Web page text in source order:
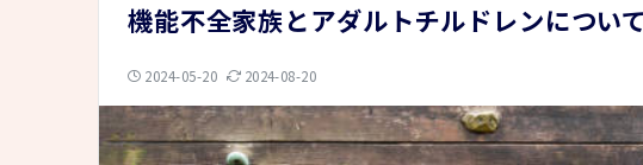
機能不全家族とアダルトチルドレンについて
2024-05-20 2024-08-20